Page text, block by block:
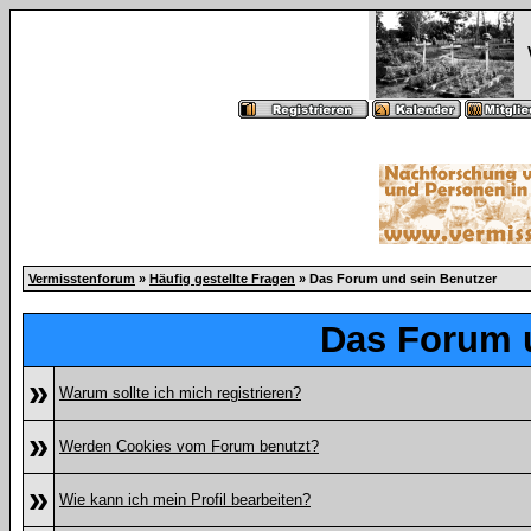
Vermisstenforum » Häufig gestellte Fragen » Das Forum und sein Benutzer
Das Forum
»
Warum sollte ich mich registrieren?
» Werden Cookies vom Forum benutzt?
» Wie kann ich mein Profil bearbeiten?